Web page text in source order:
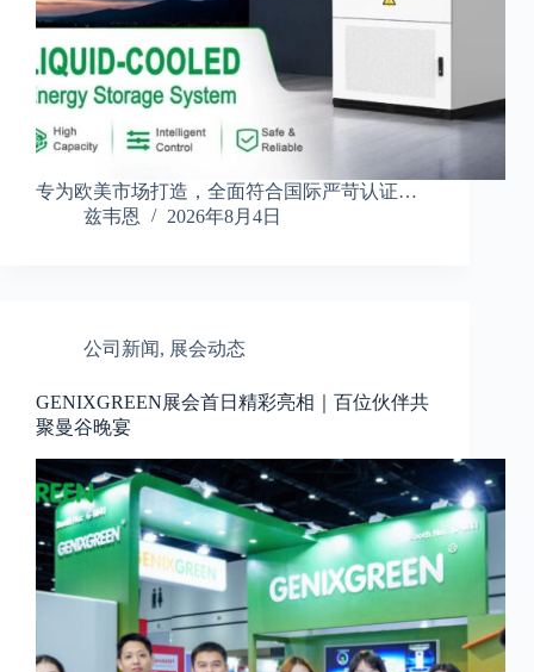
专为欧美市场打造，全面符合国际严苛认证…
兹韦恩
2026年8月4日
公司新闻, 展会动态
GENIXGREEN展会首日精彩亮相｜百位伙伴共
聚曼谷晚宴